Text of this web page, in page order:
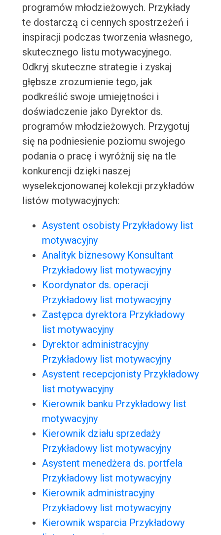
programów młodzieżowych. Przykłady
te dostarczą ci cennych spostrzeżeń i
inspiracji podczas tworzenia własnego,
skutecznego listu motywacyjnego.
Odkryj skuteczne strategie i zyskaj
głębsze zrozumienie tego, jak
podkreślić swoje umiejętności i
doświadczenie jako Dyrektor ds.
programów młodzieżowych. Przygotuj
się na podniesienie poziomu swojego
podania o pracę i wyróżnij się na tle
konkurencji dzięki naszej
wyselekcjonowanej kolekcji przykładów
listów motywacyjnych:
Asystent osobisty Przykładowy list
motywacyjny
Analityk biznesowy Konsultant
Przykładowy list motywacyjny
Koordynator ds. operacji
Przykładowy list motywacyjny
Zastępca dyrektora Przykładowy
list motywacyjny
Dyrektor administracyjny
Przykładowy list motywacyjny
Asystent recepcjonisty Przykładowy
list motywacyjny
Kierownik banku Przykładowy list
motywacyjny
Kierownik działu sprzedaży
Przykładowy list motywacyjny
Asystent menedżera ds. portfela
Przykładowy list motywacyjny
Kierownik administracyjny
Przykładowy list motywacyjny
Kierownik wsparcia Przykładowy